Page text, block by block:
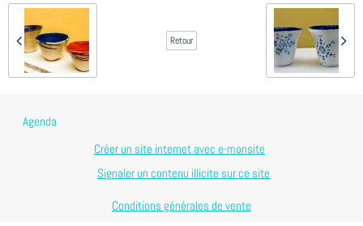
Retour
Agenda
Créer un site internet avec e-monsite
Signaler un contenu illicite sur ce site
Conditions générales de vente